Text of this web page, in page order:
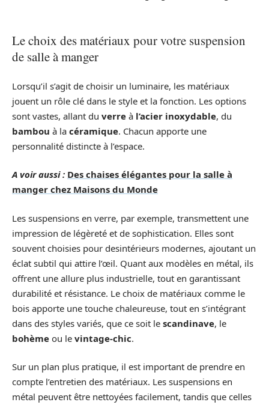
Le choix des matériaux pour votre suspension
de salle à manger
Lorsqu’il s’agit de choisir un luminaire, les matériaux
jouent un rôle clé dans le style et la fonction. Les options
sont vastes, allant du verre à l’acier inoxydable, du
bambou à la céramique. Chacun apporte une
personnalité distincte à l’espace.
A voir aussi : Des chaises élégantes pour la salle à
manger chez Maisons du Monde
Les suspensions en verre, par exemple, transmettent une
impression de légèreté et de sophistication. Elles sont
souvent choisies pour desintérieurs modernes, ajoutant un
éclat subtil qui attire l’œil. Quant aux modèles en métal, ils
offrent une allure plus industrielle, tout en garantissant
durabilité et résistance. Le choix de matériaux comme le
bois apporte une touche chaleureuse, tout en s’intégrant
dans des styles variés, que ce soit le scandinave, le
bohème ou le vintage-chic.
Sur un plan plus pratique, il est important de prendre en
compte l’entretien des matériaux. Les suspensions en
métal peuvent être nettoyées facilement, tandis que celles